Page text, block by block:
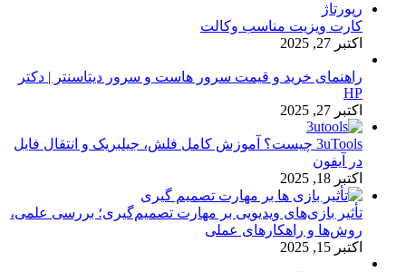
رپورتاژ
کارت ویزیت مناسب وکالت
اکتبر 27, 2025
راهنمای خرید و قیمت سرور هاست و سرور دیتاسنتر | دکتر
HP
اکتبر 27, 2025
3uTools چیست؟ آموزش کامل فلش، جیلبریک و انتقال فایل
در آیفون
اکتبر 18, 2025
تأثیر بازی‌های ویدیویی بر مهارت تصمیم‌گیری؛ بررسی علمی،
روش‌ها و راهکارهای عملی
اکتبر 15, 2025